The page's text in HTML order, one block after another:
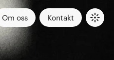
Om oss Kontakt